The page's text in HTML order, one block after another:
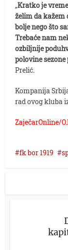
„Kratko je
želim da kažem
bolje nego što
Trebaće nam
ozbiljnije
polovine
Prelić.
Kompanija
rad ovog kluba
ZaječarOnline/
fk bor 1919